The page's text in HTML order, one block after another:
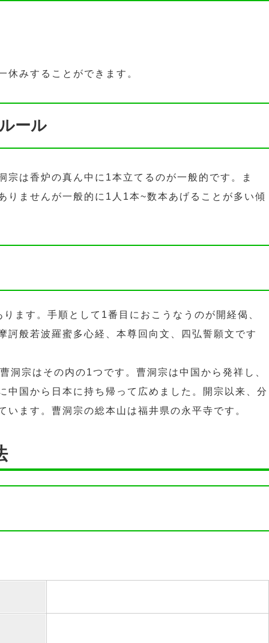
休みすることができます。
ール
宗は香炉の真ん中に1本立てるのが一般的です。ま
りませんが一般的に1人1本~数本あげることが多い傾
ます。手順として1番目におこうなうのが開経偈、
訶般若波羅蜜多心経、本尊回向文、四弘誓願文です
洞宗はその内の1つです。曹洞宗は中国から発祥し、
中国から日本に持ち帰って広めました。開宗以来、分
います。曹洞宗の総本山は福井県の永平寺です。